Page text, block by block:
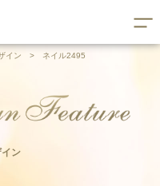
イン > ネイル2495
ン